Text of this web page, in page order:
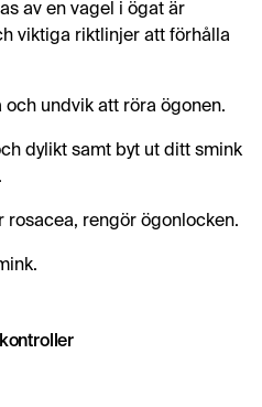
av en vagel i ögat är
viktiga riktlinjer att förhålla
och undvik att röra ögonen.
dylikt samt byt ut ditt smink
rosacea, rengör ögonlocken.